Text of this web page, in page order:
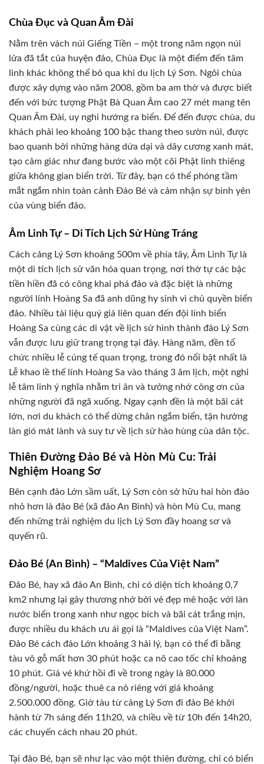
Chùa Đục và Quan Âm Đài
Nằm trên vách núi Giếng Tiền – một trong năm ngọn núi
lửa đã tắt của huyện đảo, Chùa Đục là một điểm đến tâm
linh khác không thể bỏ qua khi du lịch Lý Sơn. Ngôi chùa
được xây dựng vào năm 2008, gồm ba am thờ và được biết
đến với bức tượng Phật Bà Quan Âm cao 27 mét mang tên
Quan Âm Đài, uy nghi hướng ra biển. Để đến được chùa, du
khách phải leo khoảng 100 bậc thang theo sườn núi, được
bao quanh bởi những hàng dứa dại và dây cương xanh mát,
tạo cảm giác như đang bước vào một cõi Phật linh thiêng
giữa không gian biển trời. Từ đây, bạn có thể phóng tầm
mắt ngắm nhìn toàn cảnh Đảo Bé và cảm nhận sự bình yên
của vùng biển đảo.
Âm Linh Tự – Di Tích Lịch Sử Hùng Tráng
Cách cảng Lý Sơn khoảng 500m về phía tây, Âm Linh Tự là
một di tích lịch sử văn hóa quan trọng, nơi thờ tự các bậc
tiền hiền đã có công khai phá đảo và đặc biệt là những
người lính Hoàng Sa đã anh dũng hy sinh vì chủ quyền biển
đảo. Nhiều tài liệu quý giá liên quan đến đội lính biển
Hoàng Sa cùng các di vật về lịch sử hình thành đảo Lý Sơn
vẫn được lưu giữ trang trọng tại đây. Hàng năm, đền tổ
chức nhiều lễ cúng tế quan trọng, trong đó nổi bật nhất là
Lễ khao lề thế lính Hoàng Sa vào tháng 3 âm lịch, một nghi
lễ tâm linh ý nghĩa nhằm tri ân và tưởng nhớ công ơn của
những người đã ngã xuống. Ngay cạnh đền là một bãi cát
lớn, nơi du khách có thể dừng chân ngắm biển, tận hưởng
làn gió mát lành và suy tư về lịch sử hào hùng của dân tộc.
Thiên Đường Đảo Bé và Hòn Mù Cu: Trải
Nghiệm Hoang Sơ
Bên cạnh đảo Lớn sầm uất, Lý Sơn còn sở hữu hai hòn đảo
nhỏ hơn là đảo Bé (xã đảo An Bình) và hòn Mù Cu, mang
đến những trải nghiệm du lịch Lý Sơn đầy hoang sơ và
quyến rũ.
Đảo Bé (An Bình) – “Maldives Của Việt Nam”
Đảo Bé, hay xã đảo An Bình, chỉ có diện tích khoảng 0,7
km2 nhưng lại gây thương nhớ bởi vẻ đẹp mê hoặc với làn
nước biển trong xanh như ngọc bích và bãi cát trắng mịn,
được nhiều du khách ưu ái gọi là “Maldives của Việt Nam”.
Đảo Bé cách đảo Lớn khoảng 3 hải lý, bạn có thể đi bằng
tàu vỏ gỗ mất hơn 30 phút hoặc ca nô cao tốc chỉ khoảng
10 phút. Giá vé khứ hồi đi về trong ngày là 80.000
đồng/người, hoặc thuê ca nô riêng với giá khoảng
2.500.000 đồng. Giờ tàu từ cảng Lý Sơn đi đảo Bé khởi
hành từ 7h sáng đến 11h20, và chiều về từ 10h đến 14h20,
các chuyến cách nhau 20 phút.
Tại đảo Bé, bạn sẽ như lạc vào một thiên đường, chỉ có biển